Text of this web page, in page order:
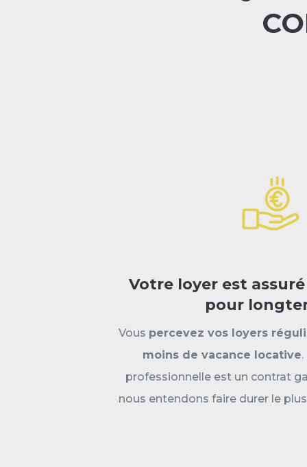
Votre loyer est
pour
Vous percevez vos loyers
moins de vacance locative
professionnelle est un contrat
nous entendons faire durer le